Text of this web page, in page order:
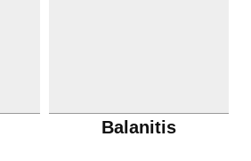
Balanitis